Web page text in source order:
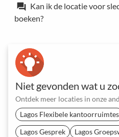
forum Kan ik de locatie voor
boeken?
Niet gevonden wat u
Ontdek meer locaties in onze
Lagos Flexibele kantoorruimtes
Lagos Gesprek Lagos